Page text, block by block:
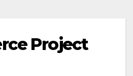
Project